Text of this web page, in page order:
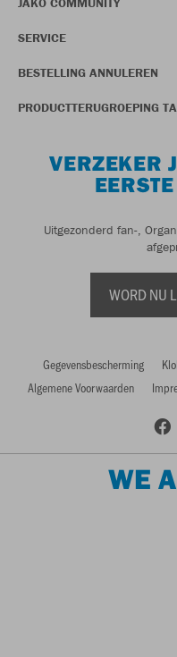
SERVICE
BESTELLING ANNULEREN
PRODUCTTERUGROEPING
VERZEKER
Uitgezonderd fan-,
WORD NU
Gegevensbescherming
Algemene Voorwaarden
WE